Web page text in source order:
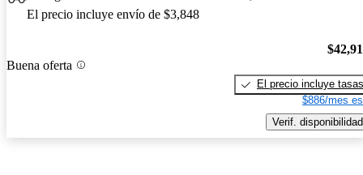
El precio incluye envío de $3,848
Buena oferta
El precio incluye tasas
$886/mes
Verif. disponibilidad